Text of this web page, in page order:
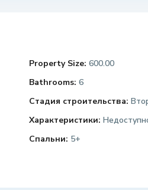
Property Size: 600.00
Bathrooms: 6
Стадия строительства:
Характеристики:
Спальни: 5+